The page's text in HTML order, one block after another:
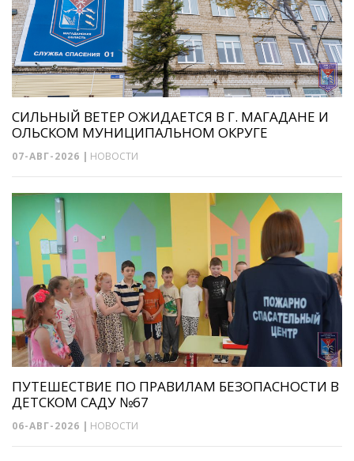
СИЛЬНЫЙ ВЕТЕР ОЖИДАЕТСЯ В Г. МАГАДАНЕ И
ОЛЬСКОМ МУНИЦИПАЛЬНОМ ОКРУГЕ
07-АВГ-2026 | НОВОСТИ
ПУТЕШЕСТВИЕ ПО ПРАВИЛАМ БЕЗОПАСНОСТИ В
ДЕТСКОМ САДУ №67
06-АВГ-2026 | НОВОСТИ